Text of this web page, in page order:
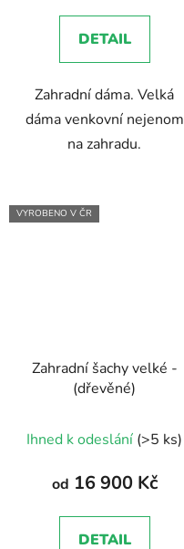
DETAIL
Zahradní dáma. Velká
dáma venkovní nejenom
na zahradu.
VYROBENO V ČR
Zahradní šachy velké -
(dřevěné)
hodnocení
produktu
5,0
Ihned k odeslání (>5 ks)
od 16 900 Kč
DETAIL